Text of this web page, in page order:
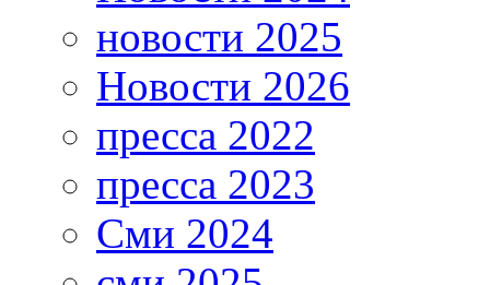
новости 2025
Новости 2026
пресса 2022
пресса 2023
Сми 2024